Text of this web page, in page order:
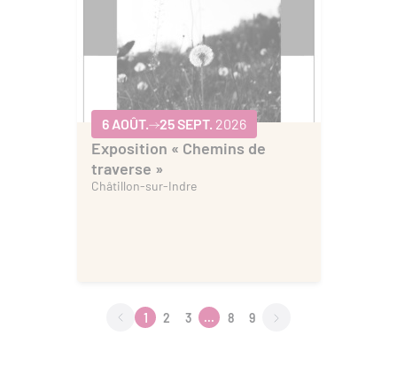
6 AOÛT. 25 SEPT. 2026
Exposition « Chemins de
traverse »
Châtillon-sur-Indre
1 2 3 ... 8 9